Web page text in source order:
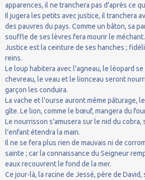
apparences, il ne tranchera pas d'après ce
Il jugera les petits avec justice, il tranchera
des pauvres du pays. Comme un bâton, sa
souffle de ses lèvres fera mourir le méchant.
Justice est la ceinture de ses hanches ;
reins.
Le loup habitera avec l'agneau, le léopard
chevreau, le veau et le lionceau seront
garçon les conduira.
La vache et l'ourse auront même pâturage,
gîte. Le lion, comme le bœuf, mangera du
Le nourrisson s'amusera sur le nid du cobra,
l'enfant étendra la main.
Il ne se fera plus rien de mauvais ni de
sainte ; car la connaissance du Seigneur
eaux recouvrent le fond de la mer.
Ce jour-là, la racine de Jessé, père de